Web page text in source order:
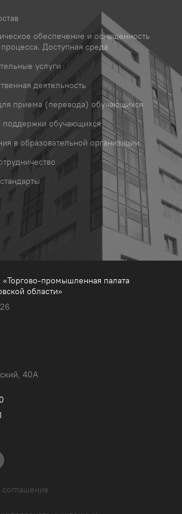
обеспечение и оснащенность
Доступная среда
услуги
деятельность
приема (перевода) обучающихся
обучающихся
в образовательной организации
промышленная палата
области»
40A
соглашение